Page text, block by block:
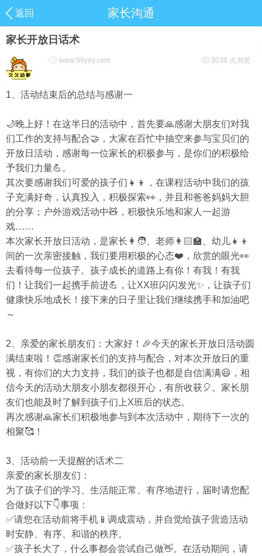
返回 家长沟通
家长开放日话术
www.99yey.com 3038 次浏览
1 、活动结束后的总结与感谢一
🌙晚上好！在这半日的活动中，首先要🙏感谢大朋友们对我
们工作的支持与配合🤝 ，大家在百忙中抽空来参与宝贝们的
开放日活动，感谢每一位家长的积极参与，是你们的积极给
予我们力量💪 。
其次要感谢我们可爱的孩子们 👧👦
，在课程活动中我们的孩
子充满好奇，认真投入，积极探索👀 ，并且和爸爸妈妈大胆
的分享；户外游戏活动中🧸 ，积极快乐地和家人一起游
戏……
本次家长开放日活动，是家长 👩🧑 、老师 👩🏻🏫 、幼儿 👧👦
间的一次亲密接触，我们要用积极的心态❤ ，欣赏的眼光👀
去看待每一位孩子。孩子成长的道路上有你！有我！有我
们！让我们一起携手前进💪 ，让XX班闪闪发光✨，让孩子们
健康快乐地成长！接下来的日子里让我们继续携手和加油吧
～
2 、亲爱的家长朋友们：大家好！ 🎉今天的家长开放日活动圆
满结束啦！ 👏感谢家长们的支持与配合，对本次开放日的重
视，有你们的大力支持，我们的孩子也都是自信满满😃 ，相
信今天的活动大朋友小朋友都很开心，有所收获🎈 。家长朋
友们也能及时了解到孩子们上X班后的状态。
再次感谢🙏家长们积极地参与到本次活动中，期待下一次的
相聚🥰 ！
3 、活动前一天提醒的话术二
亲爱的家长朋友们：
为了孩子们的学习、生活能正常、有序地进行，届时请您配
合做好以下👇事项：
✅请您在活动前将手机 📱 调成震动，并自觉给孩子营造活动
时安静、有序、和谐的秩序。
✅孩子长大了，什么事都会尝试自己做👋。在活动期间，请